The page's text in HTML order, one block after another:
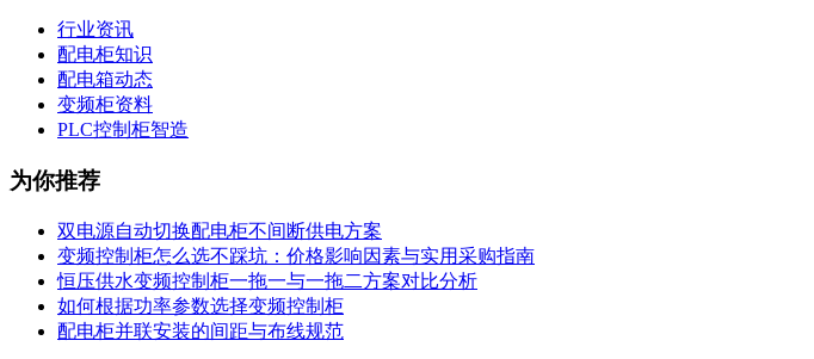
行业资讯
配电柜知识
配电箱动态
变频柜资料
PLC控制柜智造
为你推荐
双电源自动切换配电柜不间断供电方案
变频控制柜怎么选不踩坑：价格影响因素与实用采购指南
恒压供水变频控制柜一拖一与一拖二方案对比分析
如何根据功率参数选择变频控制柜
配电柜并联安装的间距与布线规范